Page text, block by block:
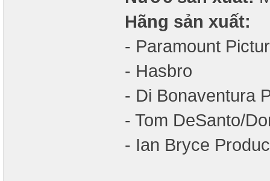
Hãng sản xuất:
- Paramount
- Hasbro
- Di Bonaventura
- Tom DeSanto/
- Ian Bryce